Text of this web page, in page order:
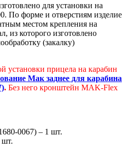
для установки на
По форме и отверстиям изделие
местом крепления на
из которого изготовлено
(закалку)
установки прицела на карабин
Мак заднее для карабина
. Без него кронштейн MAK-Flex
0067) – 1 шт.